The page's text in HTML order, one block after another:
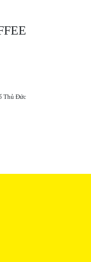
Thủ Đức